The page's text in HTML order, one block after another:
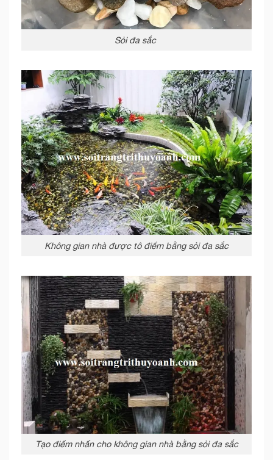
Sỏi đa sắc
Không gian nhà được tô điểm bằng sỏi đa sắc
Tạo điểm nhấn cho không gian nhà bằng sỏi đa sắc